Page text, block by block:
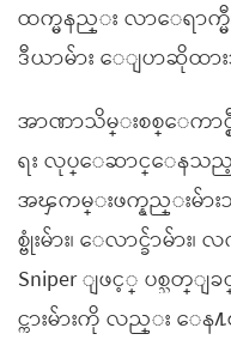
ထက္မနည္း လာေရာက္
ဒီယာမ်ား ေျပာဆိုထာ
အာဏာသိမ္းစစ္ေကာင္စီ
ရး လုပ္ေဆာင္ေနသည့္
အၾကမ္းဖက္နည္းမ်ားသုံ
စ္ဗုံးမ်ား၊ ေလာင္ခ်ာမ်ာ
Sniper ျဖင့္ ပစ္သတ္ျ
င္ကားမ်ားကို လည္း ေန႔